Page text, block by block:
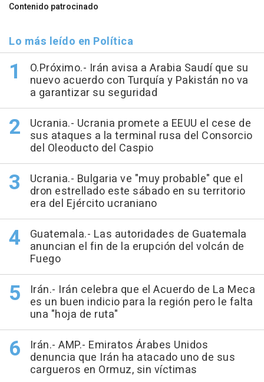
Contenido patrocinado
Lo más leído en Política
O.Próximo.- Irán avisa a Arabia Saudí que su
nuevo acuerdo con Turquía y Pakistán no va
a garantizar su seguridad
Ucrania.- Ucrania promete a EEUU el cese de
sus ataques a la terminal rusa del Consorcio
del Oleoducto del Caspio
Ucrania.- Bulgaria ve "muy probable" que el
dron estrellado este sábado en su territorio
era del Ejército ucraniano
Guatemala.- Las autoridades de Guatemala
anuncian el fin de la erupción del volcán de
Fuego
Irán.- Irán celebra que el Acuerdo de La Meca
es un buen indicio para la región pero le falta
una "hoja de ruta"
Irán.- AMP.- Emiratos Árabes Unidos
denuncia que Irán ha atacado uno de sus
cargueros en Ormuz, sin víctimas